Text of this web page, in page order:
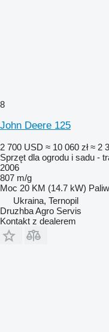
8
John Deere 125
2 700 USD ≈ 10 060 zł ≈ 2
Sprzęt dla ogrodu i sadu -
2006
807 m/g
Moc 20 KM (14.7 kW)
Ukraina, Ternopil
Druzhba Agro Servis
Kontakt z dealerem